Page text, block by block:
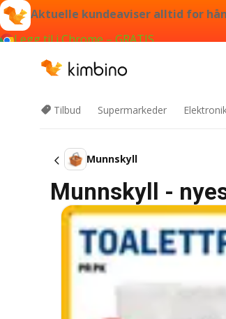
Aktuelle kundeaviser alltid for
Legg til i Chrome – GRATIS
Tilbud Supermarkeder
Munnskyll
Munnskyll -